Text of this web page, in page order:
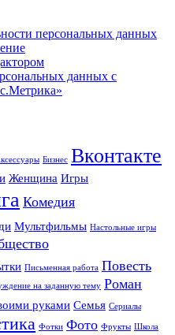
персональных данных
данных с
Бизнес Вконтакте
Женщина Игры
Комедия
Мультфильмы Настольные игры
Письменная работа Повесть
на заданную тему Роман
руками Семья Сериалы
Фотки Фото Фрукты Школа